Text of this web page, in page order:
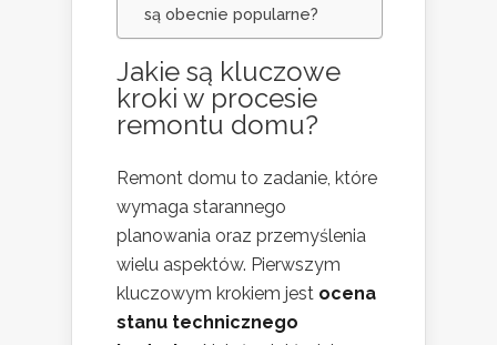
są obecnie popularne?
Jakie są kluczowe
kroki w procesie
remontu domu?
Remont domu to zadanie, które
wymaga starannego
planowania oraz przemyślenia
wielu aspektów. Pierwszym
kluczowym krokiem jest ocena
stanu technicznego